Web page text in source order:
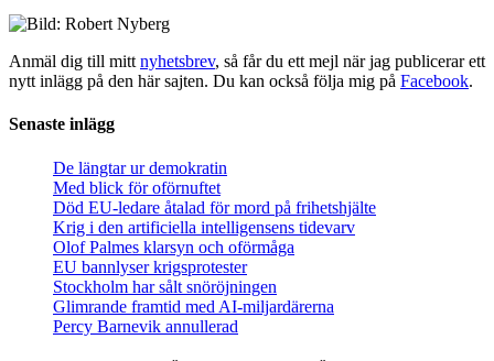
Anmäl dig till mitt nyhetsbrev, så får du ett mejl när jag publicerar ett
nytt inlägg på den här sajten. Du kan också följa mig på Facebook.
Senaste inlägg
De längtar ur demokratin
Med blick för oförnuftet
Död EU-ledare åtalad för mord på frihetshjälte
Krig i den artificiella intelligensens tidevarv
Olof Palmes klarsyn och oförmåga
EU bannlyser krigsprotester
Stockholm har sålt snöröjningen
Glimrande framtid med AI-miljardärerna
Percy Barnevik annullerad